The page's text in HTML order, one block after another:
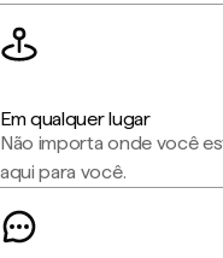
Em qualquer lugar
Não importa onde você
aqui para você.